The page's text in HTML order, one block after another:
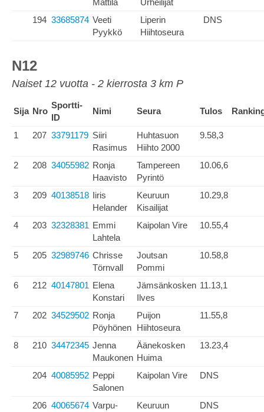
Mattila
Urheilijat
194 33685874 Veeti
Pyykkö
Liperin
Hiihtoseura
DNS
N12
Naiset 12 vuotta - 2 kierrosta 3 km P
Sija Nro
Sportti-
ID
Nimi Seura Tulos
1 207 33791179 Siiri
Rasimus
Huhtasuon
Hiihto 2000
9.58,3
2 208 34055982 Ronja
Haavisto
Tampereen
Pyrintö
10.06,6
3 209 40138518 Iiris
Helander
Keuruun
Kisailijat
10.29,8
4 203 32328381 Emmi
Lahtela
Kaipolan Vire 10.55,4
5 205 32989746 Chrisse
Törnvall
Joutsan
Pommi
10.58,8
6 212 40147801 Elena
Konstari
Jämsänkosken
Ilves
11.13,1
7 202 34529502 Ronja
Pöyhönen
Puijon
Hiihtoseura
11.55,8
8 210 34472345 Jenna
Maukonen
Äänekosken
Huima
13.23,4
204 40085952 Peppi
Salonen
Kaipolan Vire DNS
206 40065674 Varpu-
Keuruun
DNS